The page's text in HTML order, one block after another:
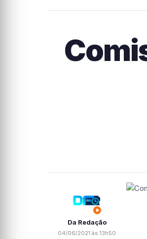
Da Redação
04/06/2021 às 13h50